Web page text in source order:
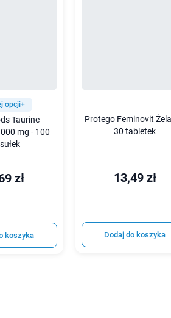
opcji+
Taurine
mg - 100
zł
koszyka
Protego Feminovit
30 tabletek
13,49 zł
Dodaj do koszyka